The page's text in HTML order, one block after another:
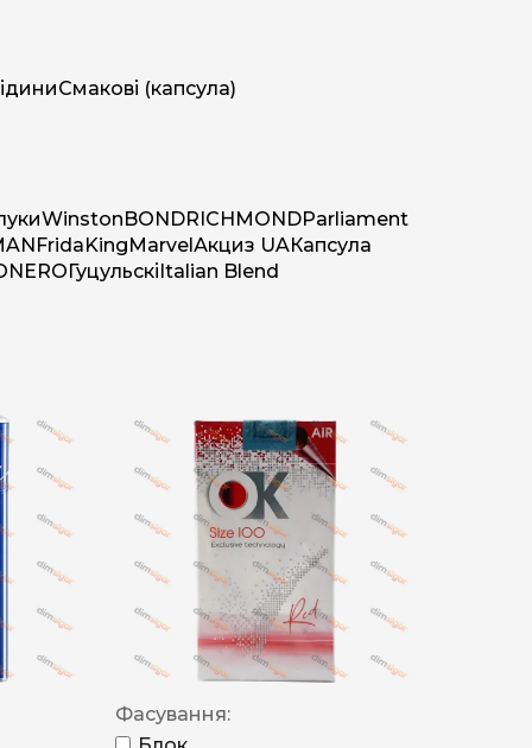
Смакові (капсула)
WinstonBONDRICHMONDParliament
FridaKingMarvelАкциз UAКапсула
NEROГуцульскіItalian Blend
Фасування: